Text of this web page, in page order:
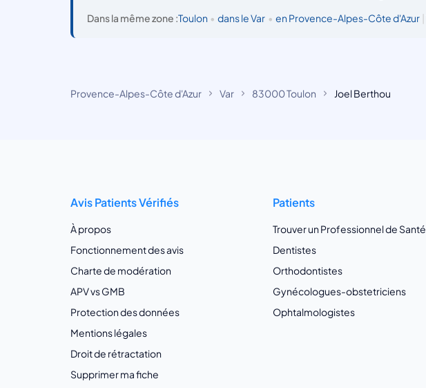
Dans la même zone :Toulon • dans le Var • en Provence-Alpes-Côte d'Azur |
Provence-Alpes-Côte d'Azur Var 83000 Toulon Joel Berthou
Avis Patients Vérifiés
À propos
Fonctionnement des avis
Charte de modération
APV vs GMB
Protection des données
Mentions légales
Droit de rétractation
Supprimer ma fiche
Patients
Trouver un Professionnel de Santé
Dentistes
Orthodontistes
Gynécologues-obstetriciens
Ophtalmologistes